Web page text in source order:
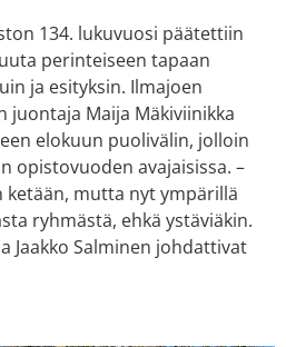
134. lukuvuosi päätettiin
perinteiseen tapaan
ja esityksin. Ilmajoen
juontaja Maija Mäkiviinikka
elokuun puolivälin, jolloin
opistovuoden avajaisissa. –
mutta nyt ympärillä
ryhmästä, ehkä ystäviäkin.
Jaakko Salminen johdattivat